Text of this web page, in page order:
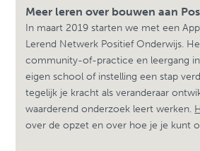
Meer leren over bouwen aan
In maart 2019 starten we met een
Lerend Netwerk Positief Onderwijs.
community-of-practice en leergang
eigen school of instelling een stap
tegelijk je kracht als veranderaar
waarderend onderzoek leert werken.
over de opzet en over hoe je je kunt